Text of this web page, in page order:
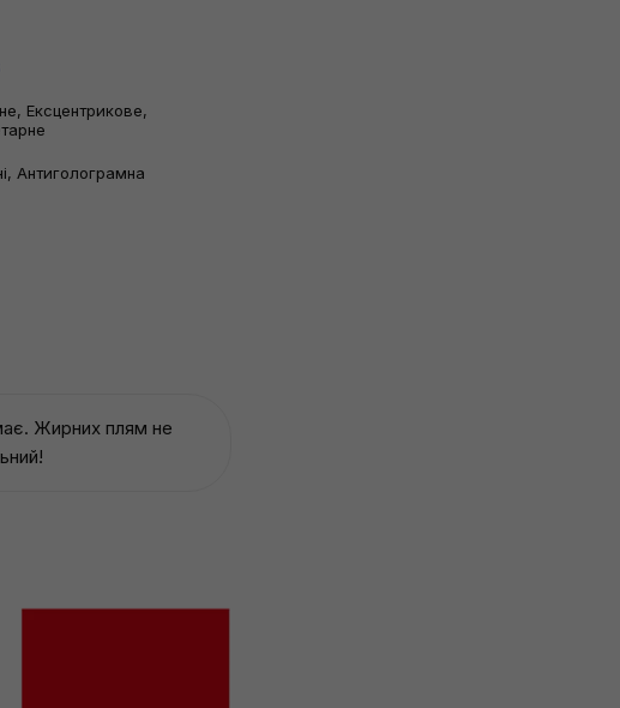
Ексцентрикове,
Антиголограмна
Жирних плям не